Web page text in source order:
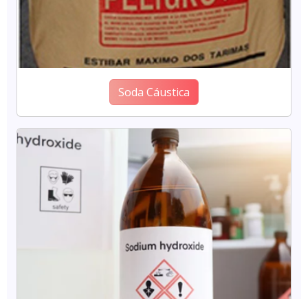
Soda Cáustica